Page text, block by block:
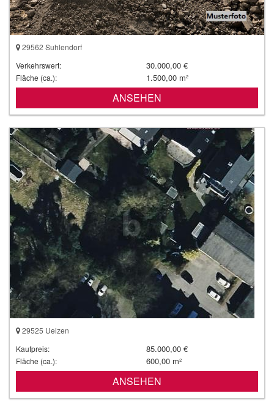
29562 Suhlendorf
Verkehrswert:
30.000,00 €
Fläche (ca.): 1.500,00 m²
ANSEHEN
29525 Uelzen
Kaufpreis:
85.000,00 €
Fläche (ca.): 600,00 m²
ANSEHEN